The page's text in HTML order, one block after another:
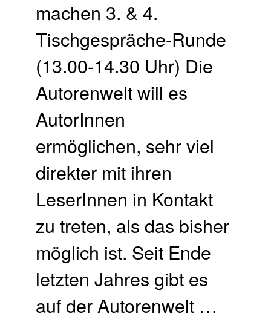
machen 3. & 4.
Tischgespräche-Runde
(13.00-14.30 Uhr) Die
Autorenwelt will es
AutorInnen
ermöglichen, sehr viel
direkter mit ihren
LeserInnen in Kontakt
zu treten, als das bisher
möglich ist. Seit Ende
letzten Jahres gibt es
auf der Autorenwelt …